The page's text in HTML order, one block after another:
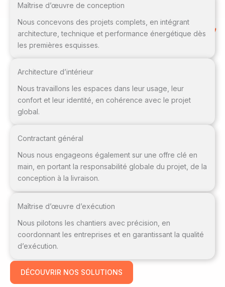
Maîtrise d’œuvre de conception
Nous concevons des projets complets, en intégrant
architecture, technique et performance énergétique dès
les premières esquisses.
Architecture d’intérieur
Nous travaillons les espaces dans leur usage, leur
confort et leur identité, en cohérence avec le projet
global.
Contractant général
Nous nous engageons également sur une offre clé en
main, en portant la responsabilité globale du projet, de la
conception à la livraison.
Maîtrise d’œuvre d’exécution
Nous pilotons les chantiers avec précision, en
coordonnant les entreprises et en garantissant la qualité
d’exécution.
DÉCOUVRIR NOS SOLUTIONS